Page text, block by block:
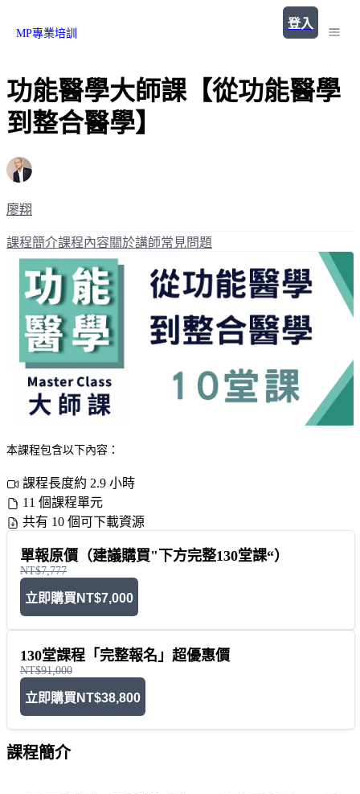
MP專業培訓
登入
功能醫學大師課【從功能醫學
到整合醫學】
廖翔
課程簡介課程內容關於講師常見問題
本課程包含以下內容：
課程長度約 2.9 小時
11 個課程單元
共有 10 個可下載資源
單報原價（建議購買"下方完整130堂課“）
NT$7,777
立即購買 NT$7,000
130堂課程「完整報名」超優惠價
NT$91,000
立即購買 NT$38,800
課程簡介